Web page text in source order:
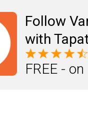
Follow
with
FREE -